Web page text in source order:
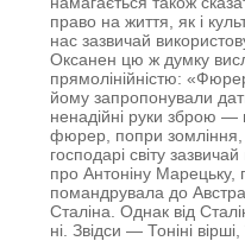
право на життя, як і
нас зазвичай
Оксанен цю ж думку
прямолінійністю:
йому запропонували
ненадійні руки зброю
фюрер, попри зомління,
господарі світу
про Антоніну Марецьку,
помандрувала до
Сталіна. Однак від
ні. Звідси — Тоніні